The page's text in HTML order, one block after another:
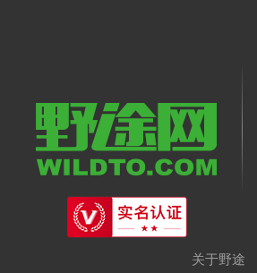
关于野途